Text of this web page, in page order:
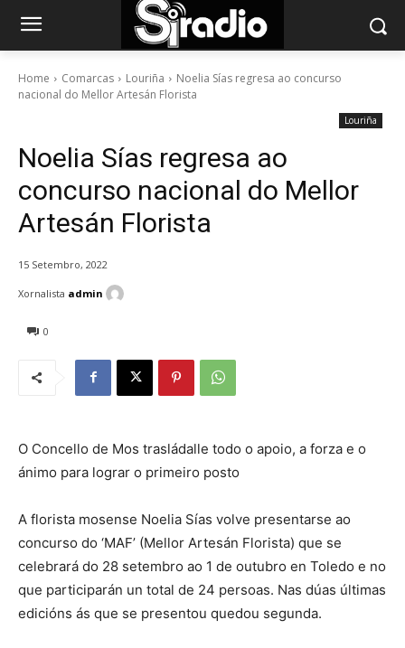
Home Comarcas Louriña
Noelia Sías regresa ao concurso
nacional do Mellor Artesán Florista
Louriña
Noelia Sías regresa ao
concurso nacional do Mellor
Artesán Florista
15 Setembro, 2022
0
Xornalista admin
O Concello de Mos trasládalle todo o apoio, a forza e o
ánimo para lograr o primeiro posto
A florista mosense Noelia Sías volve presentarse ao
concurso do ‘MAF’ (Mellor Artesán Florista) que se
celebrará do 28 setembro ao 1 de outubro en Toledo e no
que participarán un total de 24 persoas. Nas dúas últimas
edicións ás que se presentou quedou segunda.